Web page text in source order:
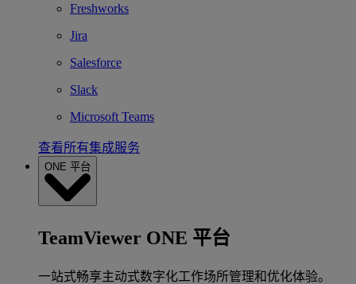
Freshworks
Jira
Salesforce
Slack
Microsoft Teams
查看所有集成服务
ONE 平台
TeamViewer ONE 平台
一站式畅享主动式数字化工作场所管理和优化体验。